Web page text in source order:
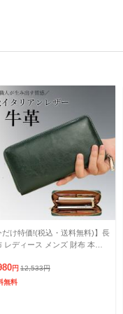
だけ特価!(税込・送料無料)】長
革
ミング防止
円 12,533円
無料